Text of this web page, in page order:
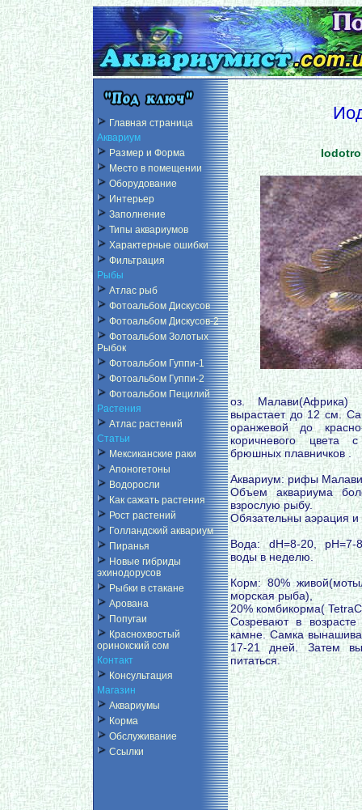
Главная страница
Аквариум
Размер и Форма
Место в помещении
Оборудование
Интерьер
Заполнение
Типы аквариумов
Характерные ошибки
Фильтрация
Рыбы
Атлас рыб
Фотоальбом Дискусов
Фотоальбом Дискусов-2
Фотоальбом Золотых
Рыбок
Фотоальбом Гуппи-1
Фотоальбом Гуппи-2
Фотоальбом Пецилий
Растения
Атлас растений
Статьи
Мексиканские раки
Апоногетоны
Водоросли
Как сажать растения
Рост растений
Голландский аквариум
Пиранья
Новые гибриды
эхинодорусов
Рыбки в стакане
Арована
Попугаи
Краснохвостый
оринокский сом
Контакт
Консультация
Магазин
Аквариумы
Корма
Обслуживание
Ссылки
оз. Малави(Африка)
вырастает до 12 см.
оранжевой до
коричневого цвета
брюшных плавничков .
Аквариум: рифы
Объем аквариума
взрослую рыбу.
Обязательны аэрация
Вода: dH=8-20, pH=7-
воды в неделю.
Корм: 80%
морская рыба),
20% комбикорма(
Созревают в
камне. Самка
17-21 дней. Затем
питаться.